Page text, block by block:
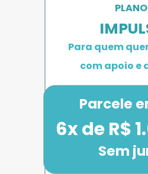
Parcele
6x de R$
Sem
PLANO
Para quem
com apoio e